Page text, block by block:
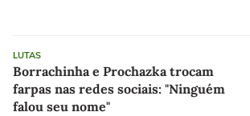
LUTAS
Borrachinha e Prochazka trocam
farpas nas redes sociais: "Ninguém
falou seu nome"